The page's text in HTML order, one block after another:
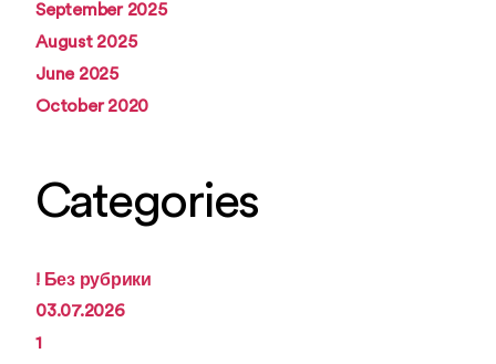
September 2025
August 2025
June 2025
October 2020
Categories
! Без рубрики
03.07.2026
1